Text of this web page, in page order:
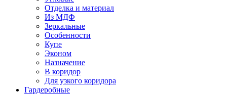
Отделка и материал
Из МДФ
Зеркальные
Особенности
Купе
Эконом
Назначение
В коридор
Для узкого коридора
Гардеробные